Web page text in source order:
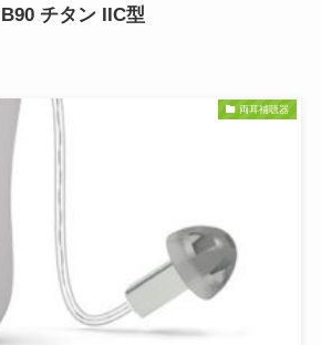
チタン IIC型
両耳補聴器